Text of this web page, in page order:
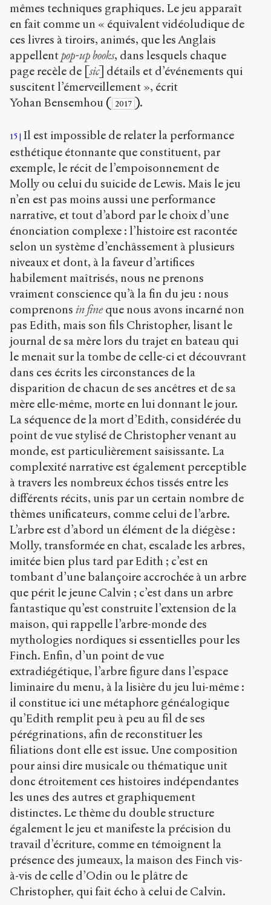
mêmes techniques graphiques. Le jeu apparaît
en fait comme un « équivalent vidéoludique de
ces livres à tiroirs, animés, que les Anglais
appellentpop-up books, dans lesquels chaque
page recèle de [sic] détails et d’événements qui
suscitent l’émerveillement », écrit
Yohan Bensemhou ( 2017 ).
15 Il est impossible de relater la performance
esthétique étonnante que constituent, par
exemple, le récit de l’empoisonnement de
Molly ou celui du suicide de Lewis. Mais le jeu
n’en est pas moins aussi une performance
narrative, et tout d’abord par le choix d’une
énonciation complexe : l’histoire est racontée
selon un système d’enchâssement à plusieurs
niveaux et dont, à la faveur d’artifices
habilement maîtrisés, nous ne prenons
vraiment conscience qu’à la fin du jeu : nous
comprenons in fineque nous avons incarné non
pas Edith, mais son fils Christopher, lisant le
journal de sa mère lors du trajet en bateau qui
le menait sur la tombe de celle-ci et découvrant
dans ces écrits les circonstances de la
disparition de chacun de ses ancêtres et de sa
mère elle-même, morte en lui donnant le jour.
La séquence de la mort d’Edith, considérée du
point de vue stylisé de Christopher venant au
monde, est particulièrement saisissante. La
complexité narrative est également perceptible
à travers les nombreux échos tissés entre les
différents récits, unis par un certain nombre de
thèmes unificateurs, comme celui de l’arbre.
L’arbre est d’abord un élément de la diégèse :
Molly, transformée en chat, escalade les arbres,
imitée bien plus tard par Edith ; c’est en
tombant d’une balançoire accrochée à un arbre
que périt le jeune Calvin ; c’est dans un arbre
fantastique qu’est construite l’extension de la
maison, qui rappelle l’arbre-monde des
mythologies nordiques si essentielles pour les
Finch. Enfin, d’un point de vue
extradiégétique, l’arbre figure dans l’espace
liminaire du menu, à la lisière du jeu lui-même :
il constitue ici une métaphore généalogique
qu’Edith remplit peu à peu au fil de ses
pérégrinations, afin de reconstituer les
filiations dont elle est issue. Une composition
pour ainsi dire musicale ou thématique unit
donc étroitement ces histoires indépendantes
les unes des autres et graphiquement
distinctes. Le thème du double structure
également le jeu et manifeste la précision du
travail d’écriture, comme en témoignent la
présence des jumeaux, la maison des Finch vis-
à-vis de celle d’Odin ou le plâtre de
Christopher, qui fait écho à celui de Calvin.